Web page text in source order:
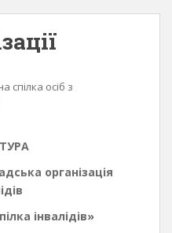
спілка осіб з
організація
інвалідів»